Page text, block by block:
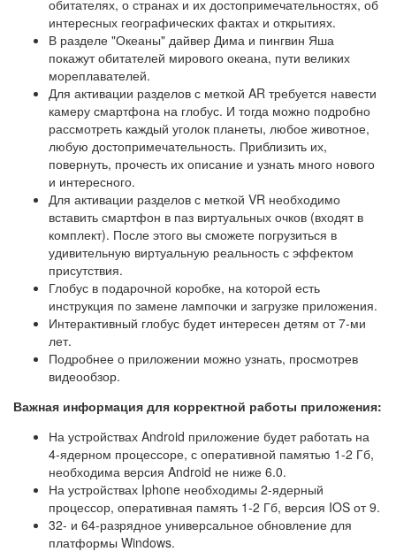
обитателях, о странах и их достопримечательностях, об
интересных географических фактах и открытиях.
В разделе "Океаны" дайвер Дима и пингвин Яша
покажут обитателей мирового океана, пути великих
мореплавателей.
Для активации разделов с меткой AR требуется навести
камеру смартфона на глобус. И тогда можно подробно
рассмотреть каждый уголок планеты, любое животное,
любую достопримечательность. Приблизить их,
повернуть, прочесть их описание и узнать много нового
и интересного.
Для активации разделов с меткой VR необходимо
вставить смартфон в паз виртуальных очков (входят в
комплект). После этого вы сможете погрузиться в
удивительную виртуальную реальность с эффектом
присутствия.
Глобус в подарочной коробке, на которой есть
инструкция по замене лампочки и загрузке приложения.
Интерактивный глобус будет интересен детям от 7-ми
лет.
Подробнее о приложении можно узнать, просмотрев
видеообзор.
Важная информация для корректной работы приложения:
На устройствах Android приложение будет работать на
4-ядерном процессоре, с оперативной памятью 1-2 Гб,
необходима версия Android не ниже 6.0.
На устройствах Iphone необходимы 2-ядерный
процессор, оперативная память 1-2 Гб, версия IOS от 9.
32- и 64-разрядное универсальное обновление для
платформы Windows.